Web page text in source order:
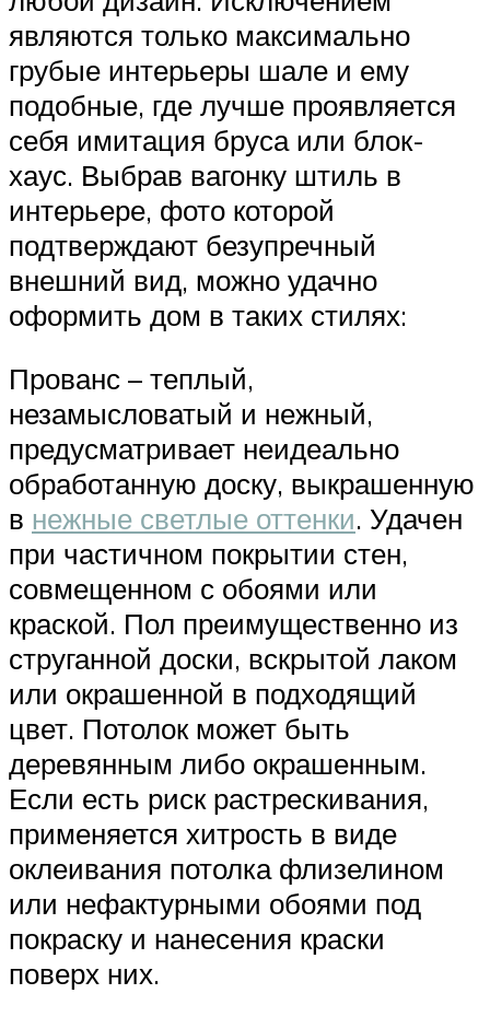
являются только максимально
грубые интерьеры шале и ему
подобные, где лучше проявляется
себя имитация бруса или блок-
хаус. Выбрав вагонку штиль в
интерьере, фото которой
подтверждают безупречный
внешний вид, можно удачно
оформить дом в таких стилях:
Прованс – теплый,
незамысловатый и нежный,
предусматривает неидеально
обработанную доску, выкрашенную
в нежные светлые оттенки. Удачен
при частичном покрытии стен,
совмещенном с обоями или
краской. Пол преимущественно из
струганной доски, вскрытой лаком
или окрашенной в подходящий
цвет. Потолок может быть
деревянным либо окрашенным.
Если есть риск растрескивания,
применяется хитрость в виде
оклеивания потолка флизелином
или нефактурными обоями под
покраску и нанесения краски
поверх них.